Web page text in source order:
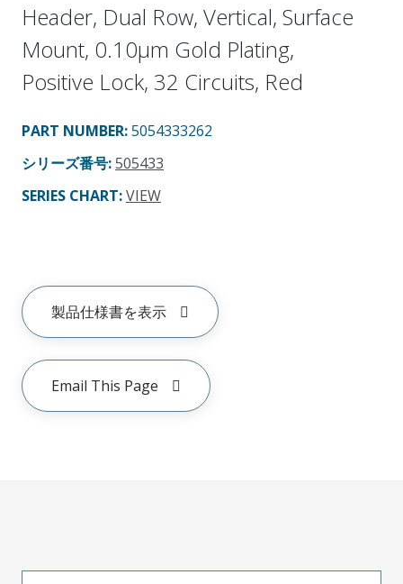
Header, Dual Row, Vertical, Surface
Mount, 0.10µm Gold Plating,
Positive Lock, 32 Circuits, Red
PART NUMBER:5054333262
シリーズ番号:505433
SERIES CHART:VIEW
製品仕様書を表示
Email This Page